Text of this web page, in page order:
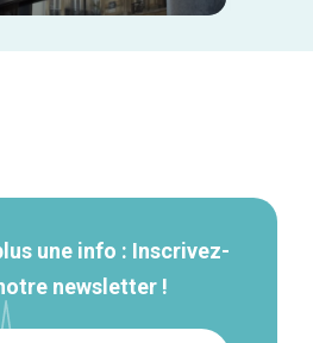
une info : Inscrivez-
newsletter !